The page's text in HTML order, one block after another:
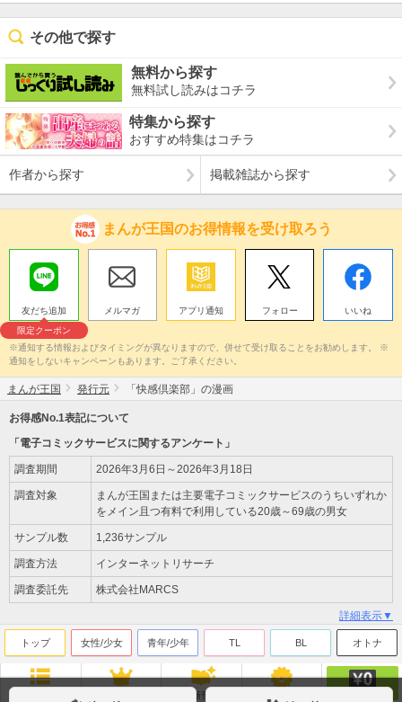
その他で探す
無料から探す
無料試し読みはコチラ
特集から探す
おすすめ特集はコチラ
作者から探す 掲載雑誌から探す
まんが王国のお得情報を受け取ろう
友だち追加
限定クーポン
メルマガ アプリ通知 フォロー いいね
※通知する情報およびタイミングが異なりますので、併せて受け取ることをお勧めします。 ※
通知をしないキャンペーンもあります。ご了承ください。
まんが王国 発行元 「快感倶楽部」の漫画
お得感No.1表記について
「電子コミックサービスに関するアンケート」
調査期間 2026年3月6日～2026年3月18日
調査対象
まんが王国または主要電子コミックサービスのうちいずれか
をメイン且つ有料で利用している20歳～69歳の男女
サンプル数 1,236サンプル
調査方法 インターネットリサーチ
調査委託先 株式会社MARCS
詳細表示▼
トップ 女性/少女 青年/少年 TL BL オトナ
新刊